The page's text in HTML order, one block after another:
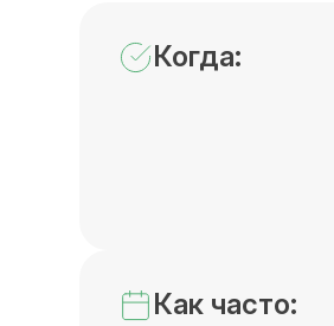
Когда:
Как часто: